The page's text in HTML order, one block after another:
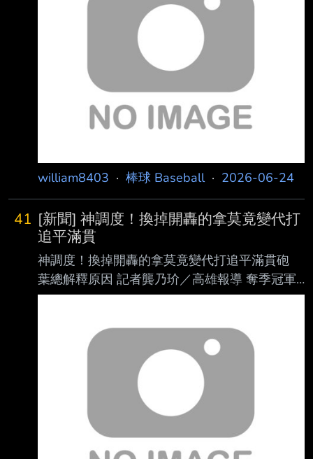
職棒球星擔任日本市場新任宣 傳大使，盼藉由
林威助的「職人形象」，吸引更多日本旅客來
台。 根據交通部觀光署統計，今年1到4月來台
旅客有299萬657人次，其中日本旅客佔比
15.6% ，排名首位。 為了吸引更多日本旅客來
台，台灣虎航今天發布新聞稿宣布，邀請在台
william8403 · 棒球 Baseball· 2026-06-24
41 [新聞] 神調度！換掉開轟的拿莫竟變代打
追平滿貫
神調度！換掉開轟的拿莫竟變代打追平滿貫砲
葉總解釋原因 記者龔乃玠／高雄報導 奪季冠軍
的味全龍，今天讓3大主力吉力吉撈・鞏冠、郭
台鋼雄鷹終結者林詩翔，李凱威擊出代打追平滿
貫砲，吉力吉撈單局雙安外 帶致勝2分打點安
打，率隊以7：5逆轉台鋼雄鷹隊。 味全以1：5
落後進入9局上，吉力吉撈．鞏冠代打敲安，林
孝程安打串聯，郭天信代打四 壞，李凱威在1出
局滿壘代打，夯出石破天驚的滿貫砲，一棒扳平
比分。隨後球隊又串聯 滿壘攻勢給吉力吉撈，